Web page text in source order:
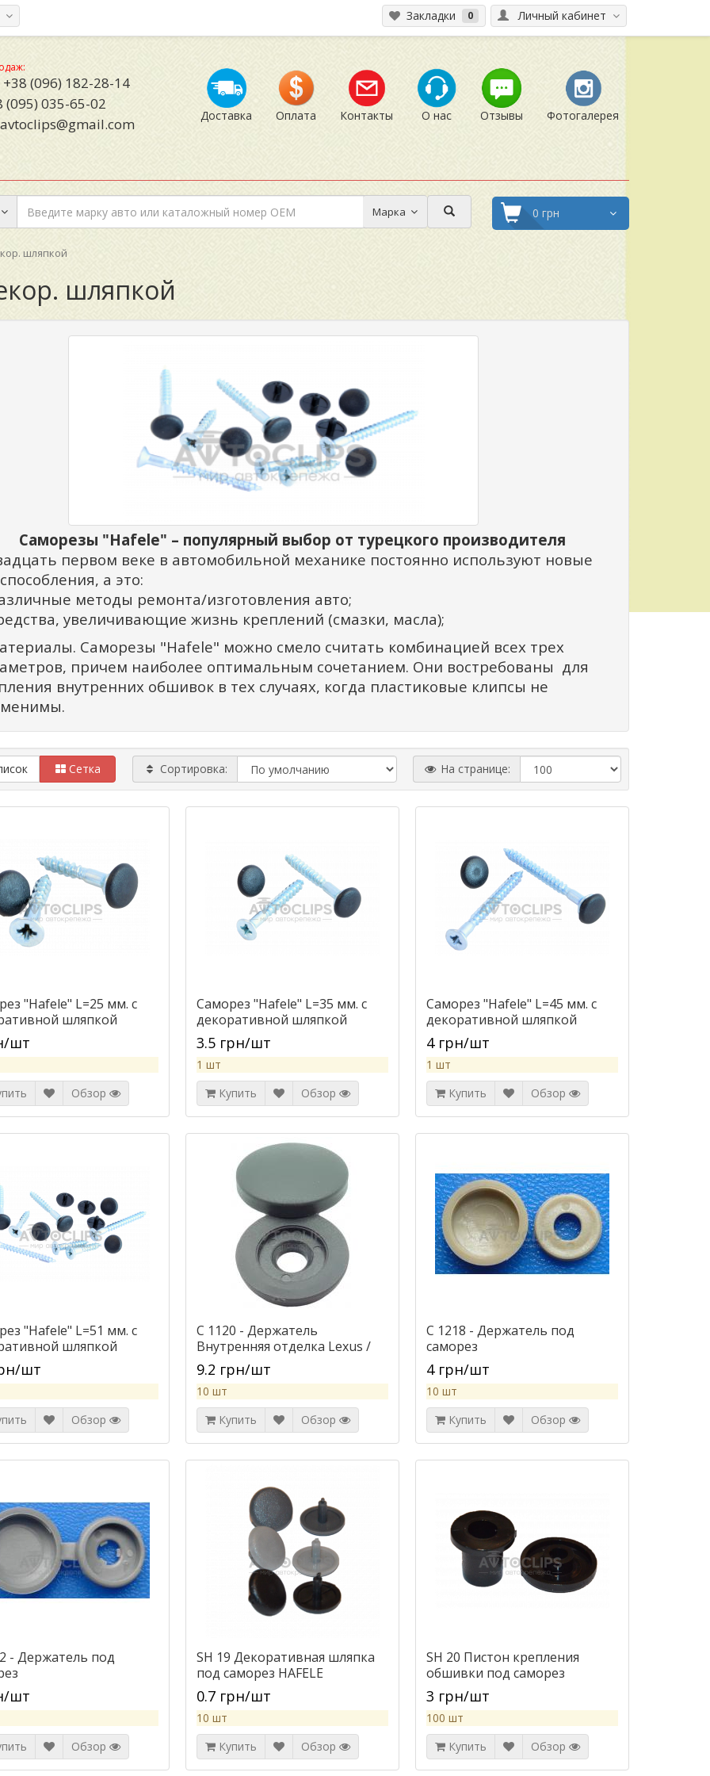
Личный кабинет
Закладки 0
+38 (096) 182-28-14
(095) 035-65-02
avtoclips@gmail.com
Доставка Оплата Контакты О нас Отзывы Фотогалерея
Марка 0 грн
шляпкой
шляпкой
Саморезы "Hafele" – популярный выбор от турецкого производителя
первом веке в автомобильной механике постоянно используют новые
а это:
методы ремонта/изготовления авто;
увеличивающие жизнь креплений (смазки, масла);
Саморезы "Hafele" можно смело считать комбинацией всех трех
причем наиболее оптимальным сочетанием. Они востребованы для
внутренних обшивок в тех случаях, когда пластиковые клипсы не
Сетка Сортировка: На странице:
"Hafele" L=25 мм. с
шляпкой
шт
Обзор
Саморез "Hafele" L=35 мм. с
декоративной шляпкой
3.5 грн/шт
1 шт
Купить
Обзор
Саморез "Hafele" L=45 мм. с
декоративной шляпкой
4 грн/шт
1 шт
Купить
Обзор
"Hafele" L=51 мм. с
шляпкой
шт
Обзор
C 1120 - Держатель
Внутренняя отделка Lexus /
Toyota
9.2 грн/шт
10 шт
Купить
Обзор
C 1218 - Держатель под
саморез
4 грн/шт
10 шт
Купить
Обзор
- Держатель под
шт
Обзор
SH 19 Декоративная шляпка
под саморез HAFELE
0.7 грн/шт
10 шт
Купить
Обзор
SH 20 Пистон крепления
обшивки под саморез
3 грн/шт
100 шт
Купить
Обзор